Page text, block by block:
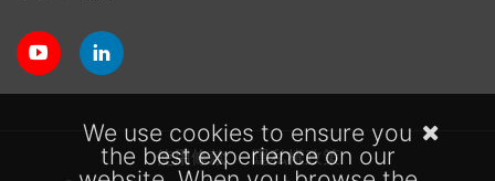
使用條款
隱私權政策
We use cookies to ensure you
the best experience on our